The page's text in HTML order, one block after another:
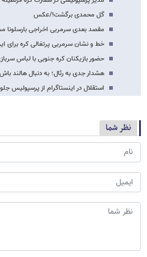
گل محمدی برگشت!/عکس
مقصد بعدی سرمربی اخراجی
خط و نشان سرمربی پرتغالی کره برای
حضور بازیکنان کره جنوبی با لباس
هشدار جدی به رئال؛ به دنبال هالند
استقلال در اینستاگرام از پرسپولیس
نظر شما